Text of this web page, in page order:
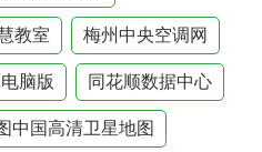
教室 梅州中央空调网
脑版 同花顺数据中心
中国高清卫星地图